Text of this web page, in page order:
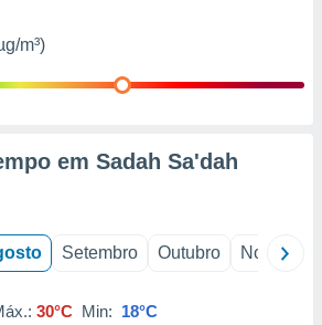
m³)
em Sadah Sa'dah
Setembro Outubro Novembro
30°C Min: 18°C